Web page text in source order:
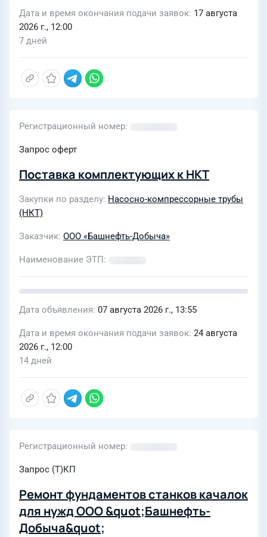
Дата и время окончания подачи заявок 17 августа
2026 г., 12:00
7 дней
Регистрационный номер
Запрос оферт
Поставка комплектующих к НКТ
Закупки по разделу Насосно-компрессорные трубы
(НКТ)
Заказчик ООО «Башнефть-Добыча»
Наименование ЭТП
Дата объявления 07 августа 2026 г., 13:55
Дата и время окончания подачи заявок 24 августа
2026 г., 12:00
14 дней
Регистрационный номер
Запрос (Т)КП
Ремонт фундаментов станков качалок
для нужд ООО &quot;Башнефть-
Добыча&quot;